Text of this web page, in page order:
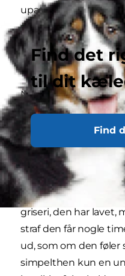
Find det
til dit
Find
upassende steder,
skraben, overdreven
appetit eller tørst
slikker sig selv.
Når du kommer hjem
også en overdreven
Straf er ikke svaret
Det sidste, du skal
straffe din hund.
griseri, den har lavet,
straf den får nogle
ud, som om den føler
simpelthen kun en